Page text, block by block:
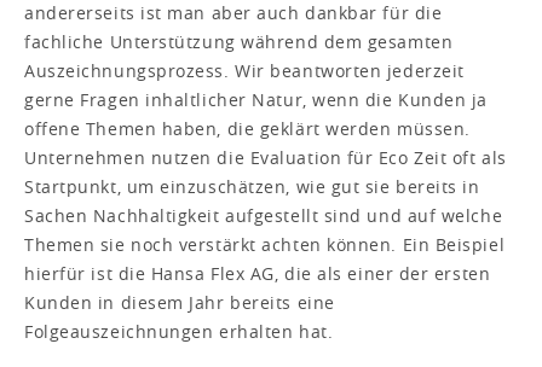
andererseits ist man aber auch dankbar für die
fachliche Unterstützung während dem gesamten
Auszeichnungsprozess. Wir beantworten jederzeit
gerne Fragen inhaltlicher Natur, wenn die Kunden ja
offene Themen haben, die geklärt werden müssen.
Unternehmen nutzen die Evaluation für Eco Zeit oft als
Startpunkt, um einzuschätzen, wie gut sie bereits in
Sachen Nachhaltigkeit aufgestellt sind und auf welche
Themen sie noch verstärkt achten können. Ein Beispiel
hierfür ist die Hansa Flex AG, die als einer der ersten
Kunden in diesem Jahr bereits eine
Folgeauszeichnungen erhalten hat.